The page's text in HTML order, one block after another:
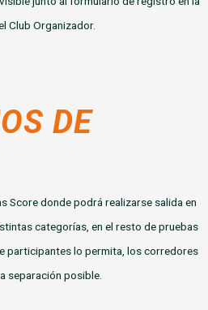
Club Organizador.
DE
Score donde podrá realizarse salida en
categorías, en el resto de pruebas
participantes lo permita, los corredores
separación posible.